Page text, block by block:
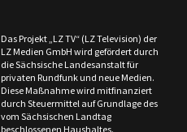
Das Projekt „LZ TV“ (LZ Television) der
LZ Medien GmbH wird gefördert durch
die Sächsische Landesanstalt für
privaten Rundfunk und neue Medien.
Diese Maßnahme wird mitfinanziert
durch Steuermittel auf Grundlage des
vom Sächsischen Landtag
beschlossenen Haushaltes.